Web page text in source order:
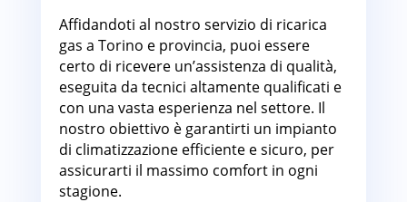
Affidandoti al nostro servizio di ricarica
gas a Torino e provincia, puoi essere
certo di ricevere un’assistenza di qualità,
eseguita da tecnici altamente qualificati e
con una vasta esperienza nel settore. Il
nostro obiettivo è garantirti un impianto
di climatizzazione efficiente e sicuro, per
assicurarti il massimo comfort in ogni
stagione.